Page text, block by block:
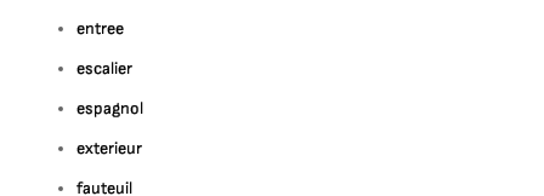
entree
escalier
espagnol
exterieur
fauteuil